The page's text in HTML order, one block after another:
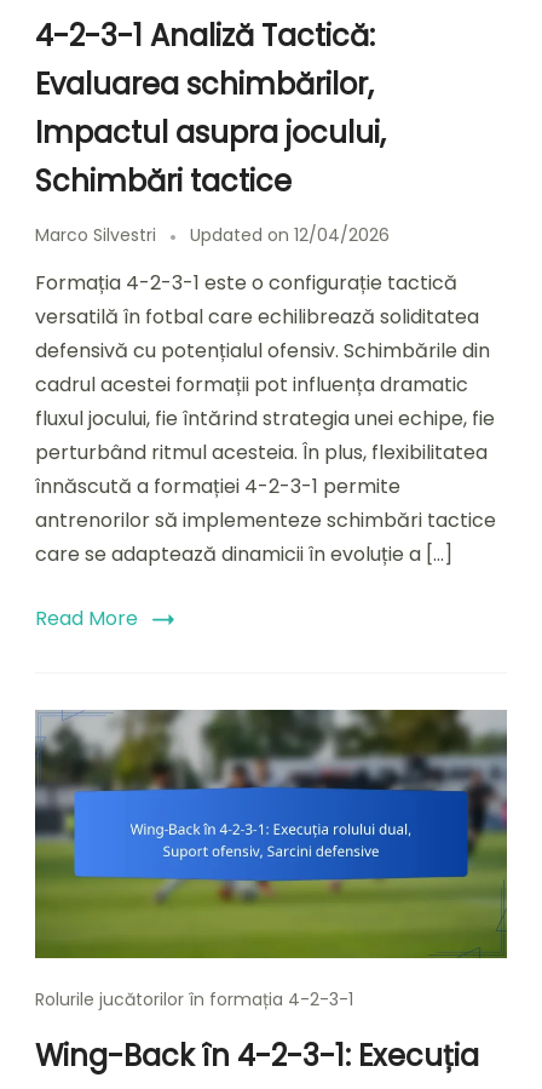
4-2-3-1 Analiză Tactică:
Evaluarea schimbărilor,
Impactul asupra jocului,
Schimbări tactice
Marco Silvestri Updated on 12/04/2026
Formația 4-2-3-1 este o configurație tactică
versatilă în fotbal care echilibrează soliditatea
defensivă cu potențialul ofensiv. Schimbările din
cadrul acestei formații pot influența dramatic
fluxul jocului, fie întărind strategia unei echipe, fie
perturbând ritmul acesteia. În plus, flexibilitatea
înnăscută a formației 4-2-3-1 permite
antrenorilor să implementeze schimbări tactice
care se adaptează dinamicii în evoluție a […]
Read More
Rolurile jucătorilor în formația 4-2-3-1
Wing-Back în 4-2-3-1: Execuția